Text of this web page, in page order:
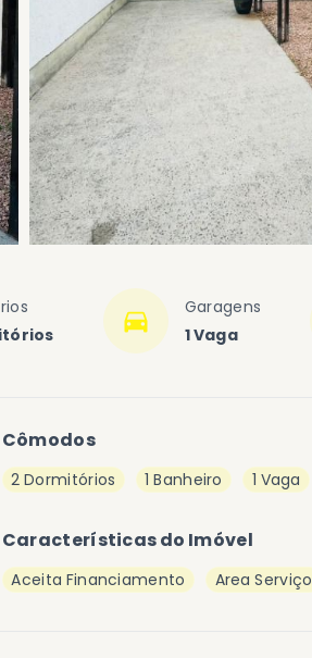
Garagens
1 Vaga
Cômodos
2 Dormitórios 1 Banheiro 1 Vaga
Características do Imóvel
Aceita Financiamento Area Serviço